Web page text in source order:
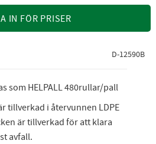
IN FÖR PRISER
D-12590B
som HELPALL 480rullar/pall
tillverkad i återvunnen LDPE
är tillverkad för att klara
avfall.